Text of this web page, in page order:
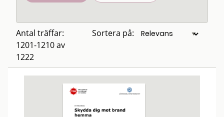
Antal träffar:
1201-1210 av
1222
Sortera på: